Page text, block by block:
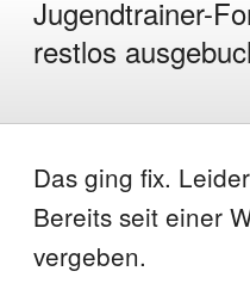
Jugendtrainer-
restlos
Das ging fix.
Bereits seit einer
vergeben.